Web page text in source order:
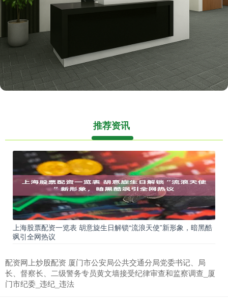
推荐资讯
上海股票配资一览表 胡意旋生日解锁“流浪天使”新形象，暗黑酷
飒引全网热议
配资网上炒股配资 厦门市公安局公共交通分局党委书记、局
长、督察长、二级警务专员黄文墙接受纪律审查和监察调查_厦
门市纪委_违纪_违法